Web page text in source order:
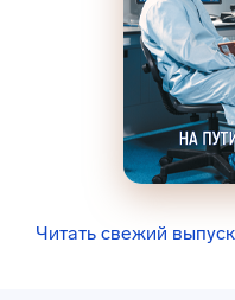
Читать свежий